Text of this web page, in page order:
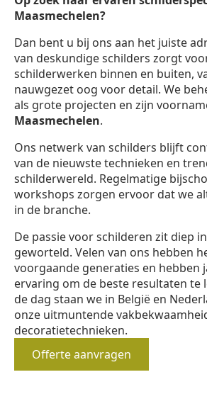
Maasmechelen?
Dan bent u bij ons aan het juiste
van deskundige schilders zorgt
schilderwerken binnen en buiten,
nauwgezet oog voor detail. We
als grote projecten en zijn
Maasmechelen.
Ons netwerk van schilders blijft
van de nieuwste technieken en
schilderwereld. Regelmatige
workshops zorgen ervoor dat we
in de branche.
De passie voor schilderen zit diep
geworteld. Velen van ons hebben
voorgaande generaties en hebben
ervaring om de beste resultaten te
de dag staan we in België en
onze uitmuntende
decoratietechnieken.
Offerte aanvragen